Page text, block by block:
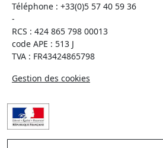
Téléphone : +33(0)5 57 40 59 36
-
RCS : 424 865 798 00013
code APE : 513 J
TVA : FR43424865798
Gestion des cookies